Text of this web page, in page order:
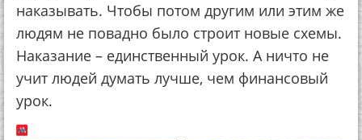
наказывать. Чтобы потом другим или этим же
людям не повадно было строит новые схемы.
Наказание – единственный урок. А ничто не
учит людей думать лучше, чем финансовый
урок.